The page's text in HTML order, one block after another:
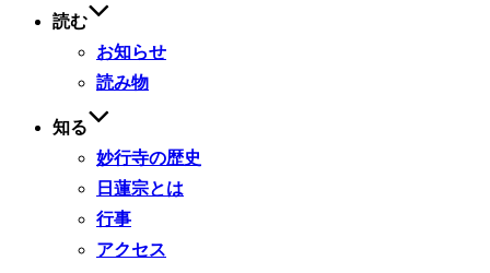
読む
お知らせ
読み物
知る
妙行寺の歴史
日蓮宗とは
行事
アクセス